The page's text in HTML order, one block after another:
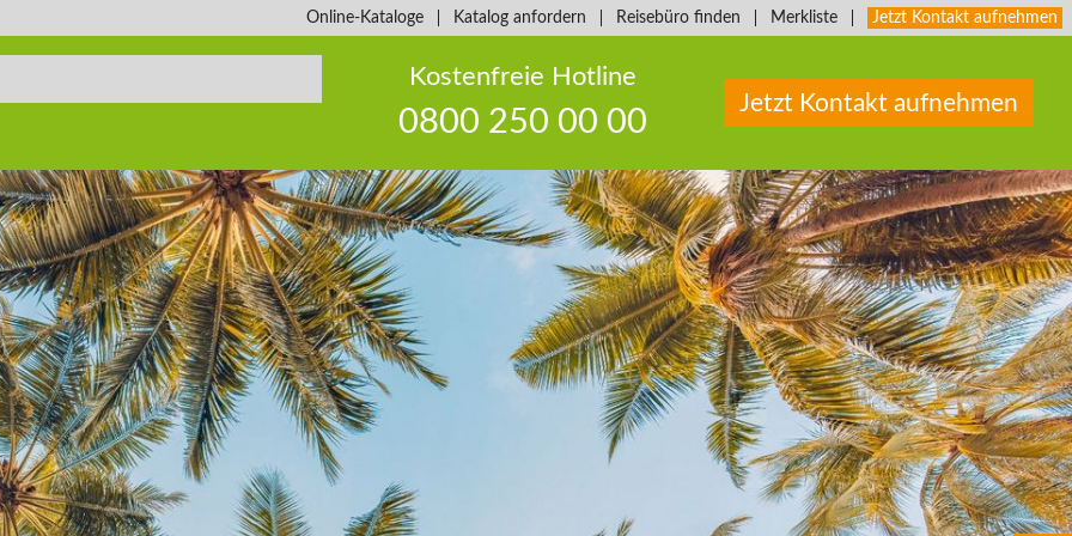
Online-Kataloge Katalog anfordern Reisebüro finden Merkliste Jetzt Kontakt aufnehmen
Kostenfreie Hotline
0800 250 00 00
Jetzt Kontakt aufnehmen